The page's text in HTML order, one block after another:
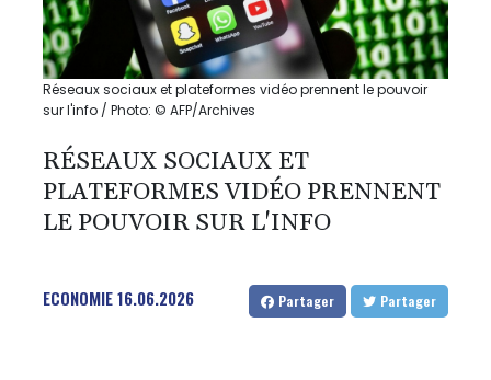
Réseaux sociaux et plateformes vidéo prennent le pouvoir
sur l'info / Photo: © AFP/Archives
RÉSEAUX SOCIAUX ET
PLATEFORMES VIDÉO PRENNENT
LE POUVOIR SUR L'INFO
ECONOMIE16.06.2026 Partager Partager